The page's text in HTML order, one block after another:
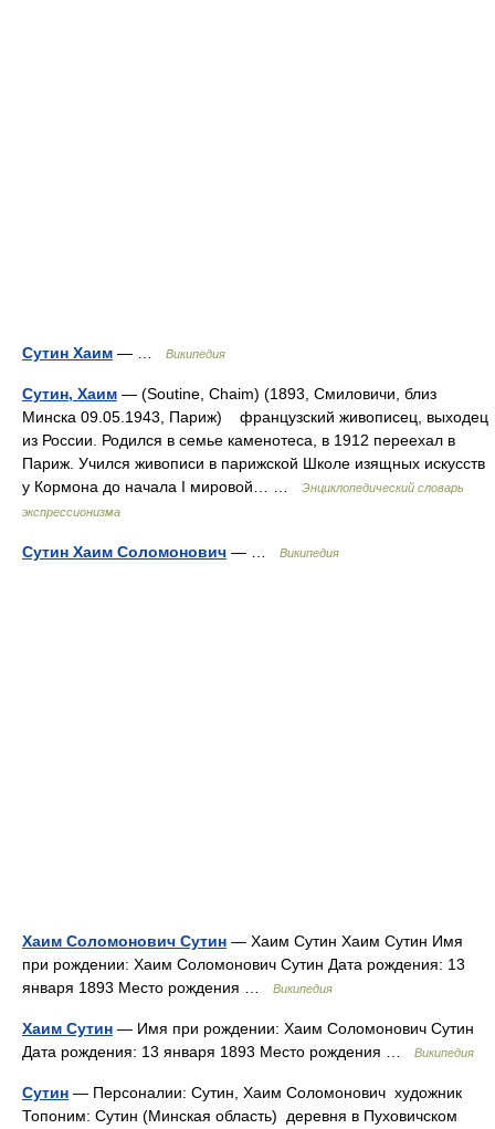
Сутин Хаим — … Википедия
Сутин, Хаим — (Soutine, Chaim) (1893, Смиловичи, близ
Минска 09.05.1943, Париж) французский живописец, выходец
из России. Родился в семье каменотеса, в 1912 переехал в
Париж. Учился живописи в парижской Школе изящных искусств
у Кормона до начала I мировой… …
Энциклопедический словарь
экспрессионизма
Сутин Хаим Соломонович — … Википедия
Хаим Соломонович Сутин — Хаим Сутин Хаим Сутин Имя
при рождении: Хаим Соломонович Сутин Дата рождения: 13
января 1893 Место рождения …
Википедия
Хаим Сутин — Имя при рождении: Хаим Соломонович Сутин
Дата рождения: 13 января 1893 Место рождения …
Википедия
Сутин — Персоналии: Сутин, Хаим Соломонович художник
Топоним: Сутин (Минская область) деревня в Пуховичском